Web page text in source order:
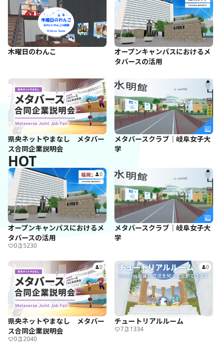
木曜日のわんこ
オープンキャンパスにおけるメ
タバースの活用
県央ネットやまなし メタバー
ス合同企業説明会
メタバースクラブ｜岐阜女子大
学
HOT
0
オープンキャンパスにおけるメ
タバースの活用
0 5230
メタバースクラブ｜岐阜女子大
学
0
県央ネットやまなし メタバー
ス合同企業説明会
0 2040
0
チュートリアルルーム
7 1334